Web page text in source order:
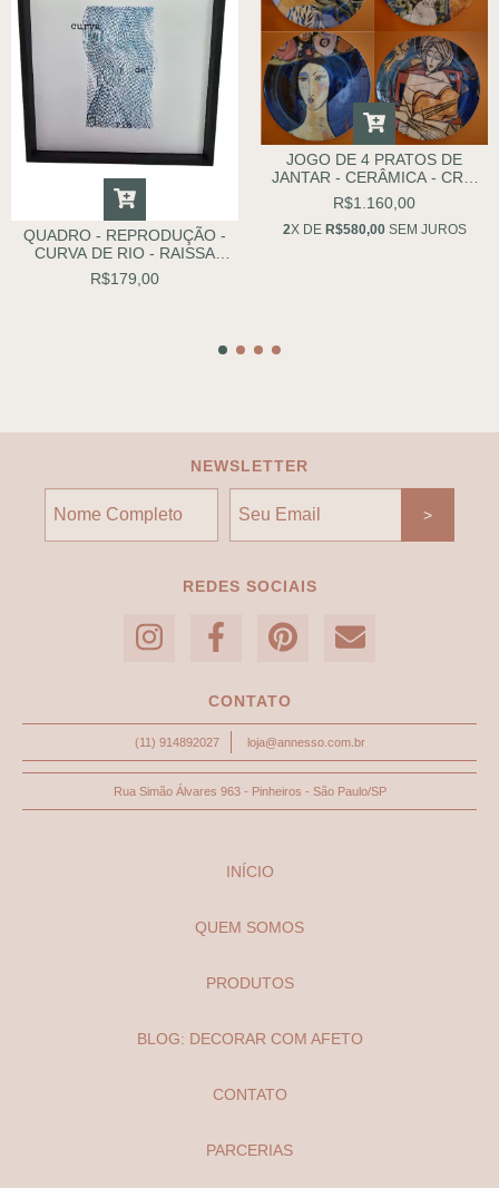
QUADRO - REPRODUÇÃO -
CURVA DE RIO - RAISSA
SPADA - SP
R$179,00
JOGO DE 4 PRATOS DE
JANTAR - CERÂMICA - CRIS
CONDE COLORIDO
R$1.160,00
2X DE R$580,00SEM JUROS
NEWSLETTER
REDES SOCIAIS
CONTATO
(11) 914892027 loja@annesso.com.br
Rua Simão Álvares 963 - Pinheiros - São Paulo/SP
INÍCIO
QUEM SOMOS
PRODUTOS
BLOG: DECORAR COM AFETO
CONTATO
PARCERIAS